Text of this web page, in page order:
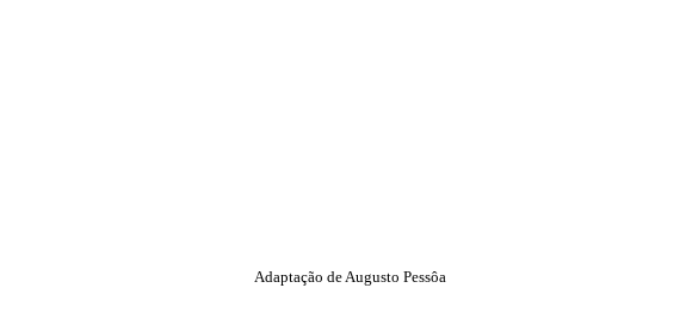
Adaptação de Augusto Pessôa